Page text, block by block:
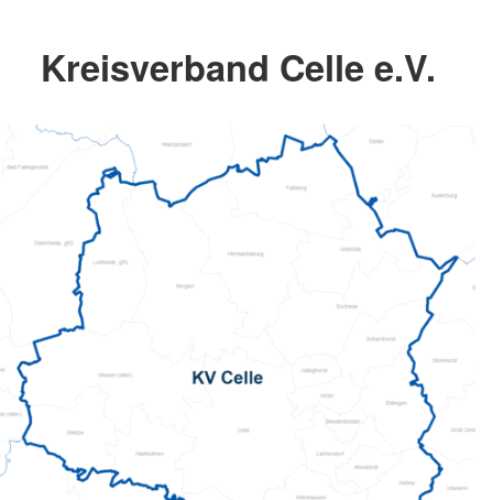
Kreisverband Celle e.V.